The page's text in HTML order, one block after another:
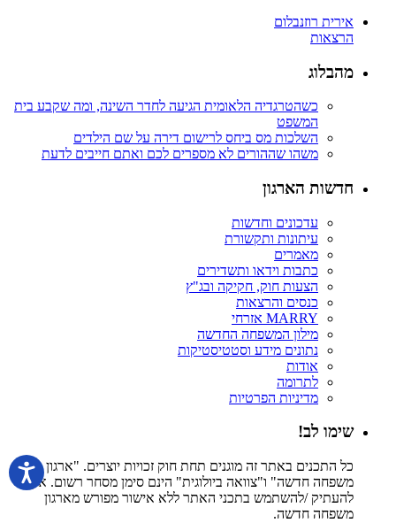
אירית רוזנבלום
הרצאות
מהבלוג
כשהטרגדיה הלאומית הגיעה לחדר השינה, ומה שקבע בית
המשפט
השלכות מס ביחס לרישום דירה על שם הילדים
משהו שההורים לא מספרים לכם ואתם חייבים לדעת
חדשות הארגון
עדכונים וחדשות
עיתונות ותקשורת
מאמרים
כתבות וידאו ותשדירים
הצעות חוק, חקיקה ובג"ץ
כנסים והרצאות
MARRY אזרחי
מילון המשפחה החדשה
נתונים מידע וסטטיסטיקות
אודות
לתרומה
מדיניות הפרטיות
שימו לב!
כל התכנים באתר זה מוגנים תחת חוק זכויות יוצרים. "ארגון
משפחה חדשה" ו"צוואה ביולוגית" הינם סימן מסחר רשום. אין
להעתיק /להשתמש בתכני האתר ללא אישור מפורש מארגון
משפחה חדשה.